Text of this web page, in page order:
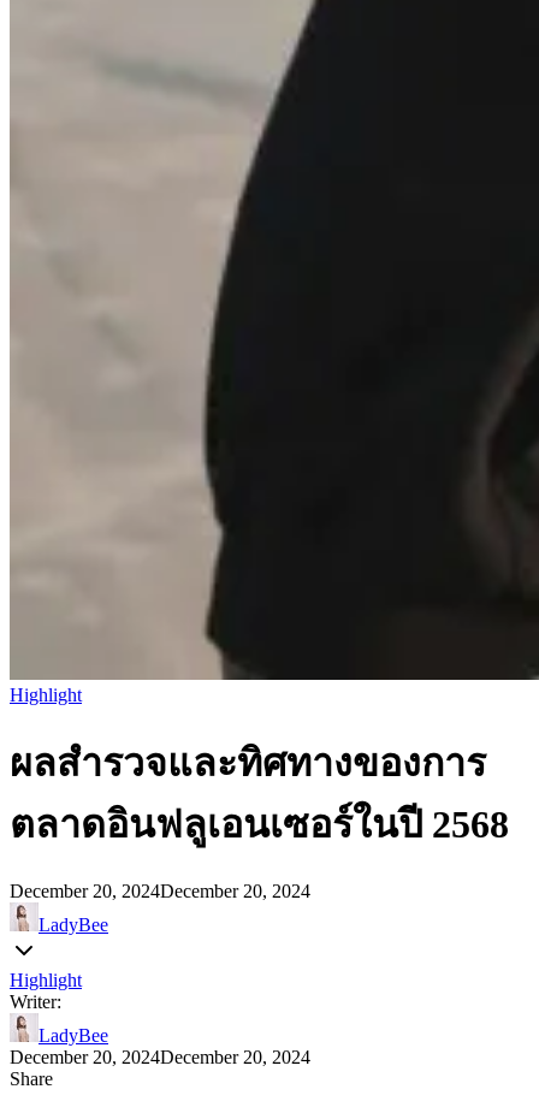
Highlight
ผลสำรวจและทิศทางของการ
ตลาดอินฟลูเอนเซอร์ในปี 2568
December 20, 2024December 20, 2024
LadyBee
Highlight
Writer:
LadyBee
December 20, 2024December 20, 2024
Share